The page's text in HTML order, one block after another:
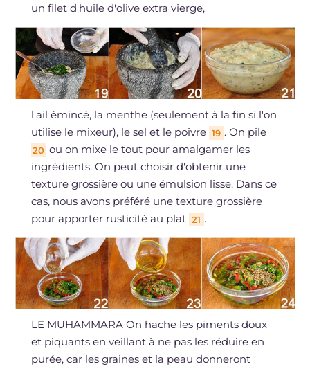
un filet d'huile d'olive extra vierge,
l'ail émincé, la menthe (seulement à la fin si l'on
utilise le mixeur), le sel et le poivre 19 . On pile
20 ou on mixe le tout pour amalgamer les
ingrédients. On peut choisir d'obtenir une
texture grossière ou une émulsion lisse. Dans ce
cas, nous avons préféré une texture grossière
pour apporter rusticité au plat 21 .
LE MUHAMMARA On hache les piments doux
et piquants en veillant à ne pas les réduire en
purée, car les graines et la peau donneront